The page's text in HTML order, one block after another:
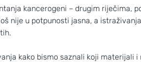
kancerogeni – drugim riječima,
nije u potpunosti jasna, a
kako bismo saznali koji materijali